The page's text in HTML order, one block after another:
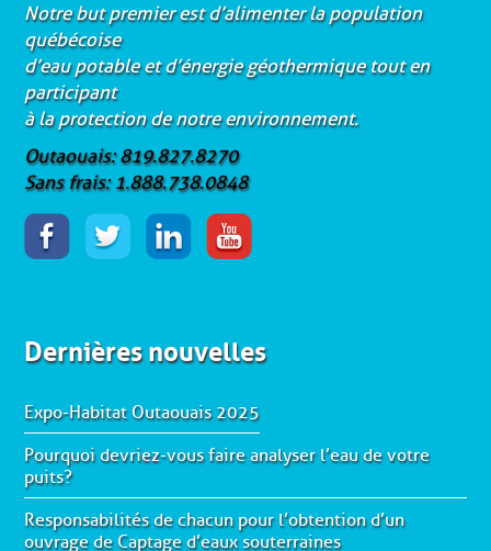
Notre but premier est d’alimenter la population
québécoise
d’eau potable et d’énergie géothermique tout en
participant
à la protection de notre environnement.
Outaouais: 819.827.8270
Sans frais: 1.888.738.0848
Dernières nouvelles
Expo-Habitat Outaouais 2025
Pourquoi devriez-vous faire analyser l’eau de votre
puits?
Responsabilités de chacun pour l’obtention d’un
ouvrage de Captage d’eaux souterraines